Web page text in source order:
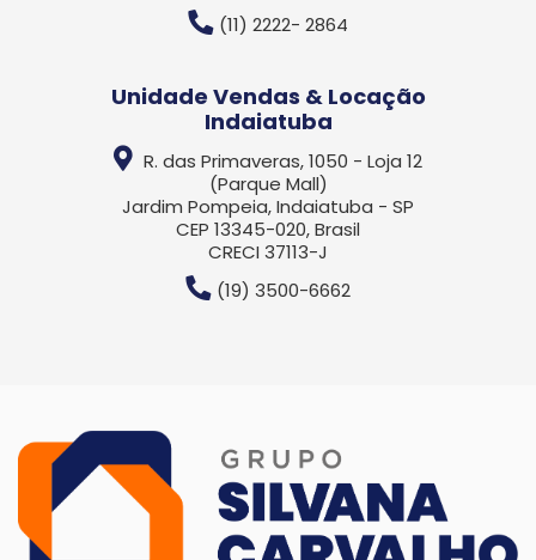
(11) 2222- 2864
Unidade Vendas & Locação
Indaiatuba
R. das Primaveras, 1050 - Loja 12
(Parque Mall)
Jardim Pompeia, Indaiatuba - SP
CEP 13345-020, Brasil
CRECI 37113-J
(19) 3500-6662